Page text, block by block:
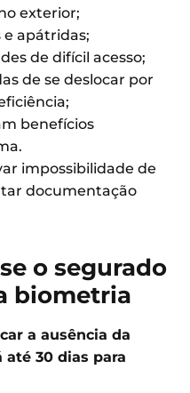
exterior;
apátridas;
de difícil acesso;
de se deslocar por
benefícios
impossibilidade de
documentação
o segurado
biometria
a ausência da
até 30 dias para